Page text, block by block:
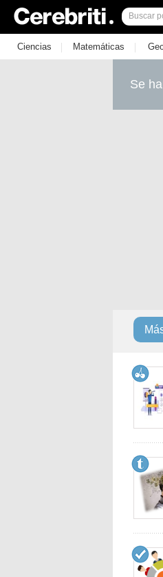
Ciencias | Matemáticas |
Se